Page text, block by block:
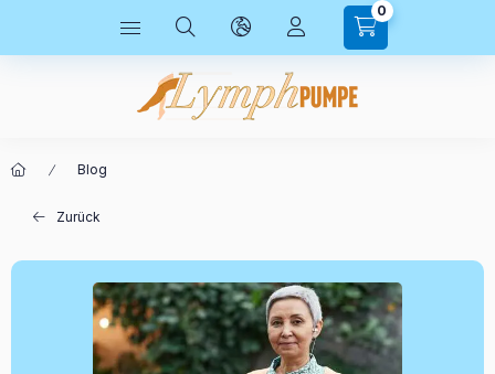
0
Blog
Zurück